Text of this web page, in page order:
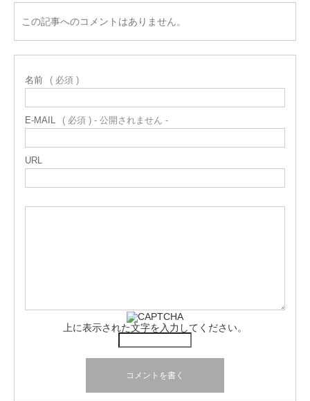
この記事へのコメントはありません。
名前 ( 必須 )
E-MAIL ( 必須 ) - 公開されません -
URL
上に表示された文字を入力してください。